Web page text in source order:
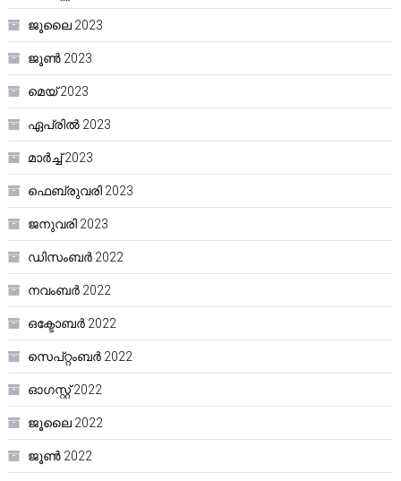
ജൂലൈ 2023
ജൂൺ 2023
മെയ്‌ 2023
ഏപ്രിൽ 2023
മാർച്ച്‌ 2023
ഫെബ്രുവരി 2023
ജനുവരി 2023
ഡിസംബർ 2022
നവംബർ 2022
ഒക്ടോബർ 2022
സെപ്റ്റംബർ 2022
ഓഗസ്റ്റ്‌ 2022
ജൂലൈ 2022
ജൂൺ 2022